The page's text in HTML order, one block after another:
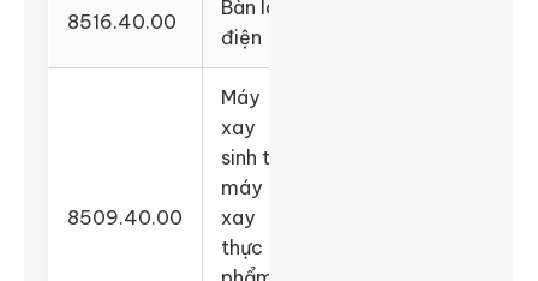
8516.40.00
Bàn là
điện
8509.40.00
Máy
xay
sinh tố,
máy
xay
thực